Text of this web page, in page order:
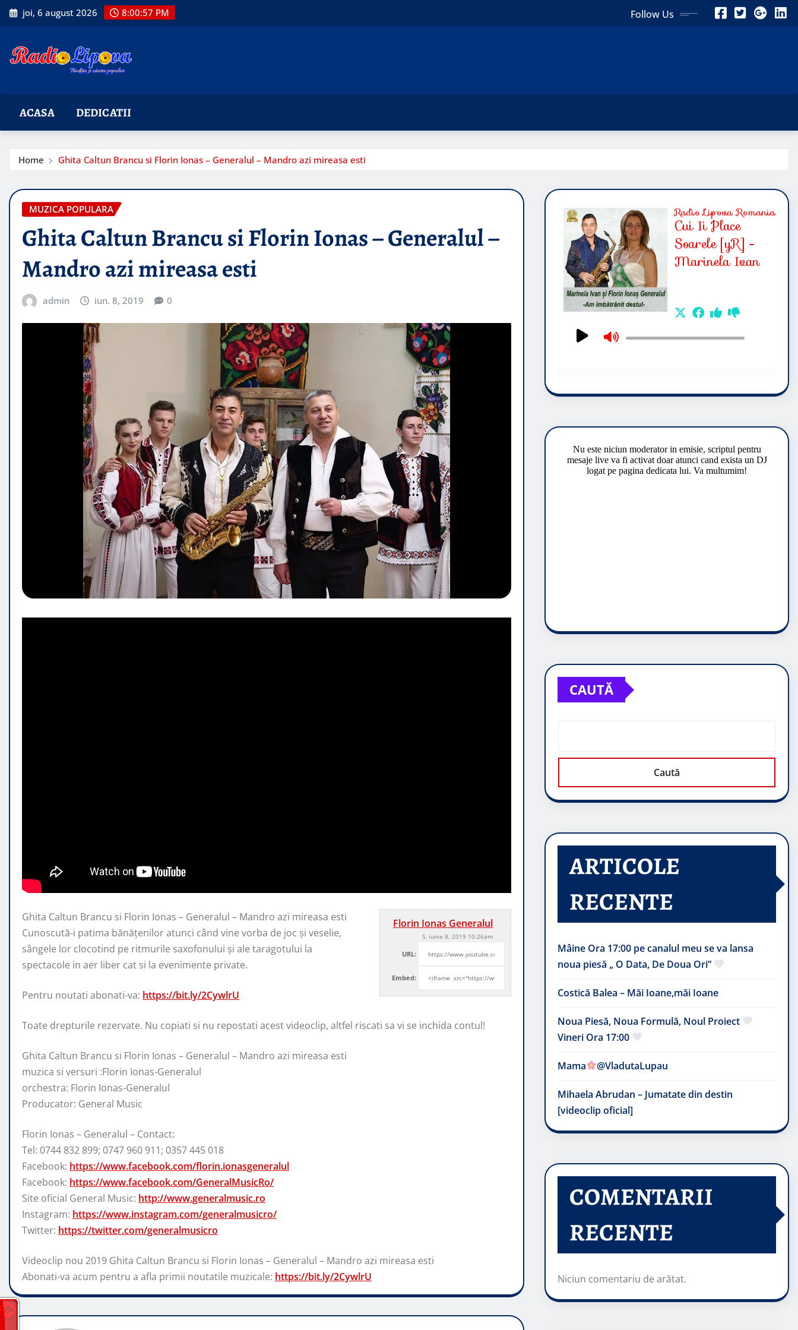
Skip
to
joi, 6 august 2026 8:00:58 PM Follow Us
ACASA DEDICATII
Home Ghita Caltun Brancu si Florin Ionas – Generalul – Mandro azi mireasa esti
MUZICA POPULARA
Ghita Caltun Brancu si Florin Ionas – Generalul –
Mandro azi mireasa esti
admin iun. 8, 2019 0
Florin Ionas Generalul
S, iunie 8, 2019 10:26am
URL:
Embed:
Ghita Caltun Brancu si Florin Ionas – Generalul – Mandro azi mireasa esti
Cunoscută-i patima bănățenilor atunci când vine vorba de joc și veselie,
sângele lor clocotind pe ritmurile saxofonului și ale taragotului la
spectacole in aer liber cat si la evenimente private.
Pentru noutati abonati-va: https://bit.ly/2CywlrU
Toate drepturile rezervate. Nu copiati si nu repostati acest videoclip, altfel riscati sa vi se inchida contul!
Ghita Caltun Brancu si Florin Ionas – Generalul – Mandro azi mireasa esti
muzica si versuri :Florin Ionas-Generalul
orchestra: Florin Ionas-Generalul
Producator: General Music
Florin Ionas – Generalul – Contact:
Tel: 0744 832 899; 0747 960 911; 0357 445 018
Facebook: https://www.facebook.com/florin.ionasgeneralul
Facebook: https://www.facebook.com/GeneralMusicRo/
Site oficial General Music: http://www.generalmusic.ro
Instagram: https://www.instagram.com/generalmusicro/
Twitter: https://twitter.com/generalmusicro
Videoclip nou 2019 Ghita Caltun Brancu si Florin Ionas – Generalul – Mandro azi mireasa esti
Abonati-va acum pentru a afla primii noutatile muzicale: https://bit.ly/2CywlrU
CAUTĂ
Caută
ARTICOLE
RECENTE
Mâine Ora 17:00 pe canalul meu se va lansa
noua piesă „ O Data, De Doua Ori”
Costică Balea – Măi Ioane,măi Ioane
Noua Piesă, Noua Formulă, Noul Proiect
Vineri Ora 17:00
Mama @VladutaLupau
Mihaela Abrudan – Jumatate din destin
[videoclip oficial]
COMENTARII
RECENTE
Niciun comentariu de arătat.